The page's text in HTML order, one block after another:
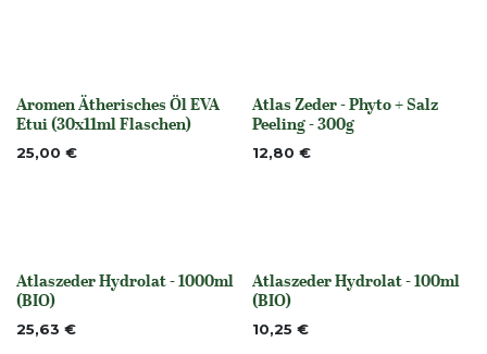
None
Aromen Ätherisches Öl EVA
Etui (30x11ml Flaschen)
25,00 €
None
Atlas Zeder - Phyto + Salz
Peeling - 300g
12,80 €
Nicht vorrättig
Atlaszeder Hydrolat - 1000ml
(BIO)
25,63 € Nicht vorrättig
Atlaszeder Hydrolat - 100ml
(BIO)
10,25 €